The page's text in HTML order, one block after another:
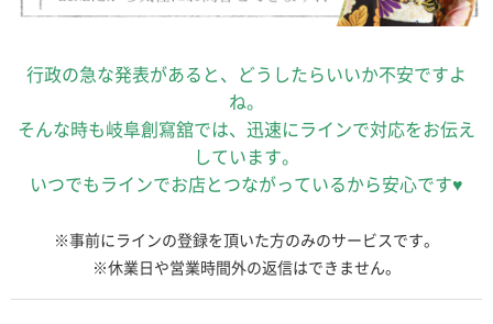
行政の急な発表があると、どうしたらいいか不安ですよ
ね。
そんな時も岐阜創寫舘では、迅速にラインで対応をお伝え
しています。
いつでもラインでお店とつながっているから安心です♥
※事前にラインの登録を頂いた方のみのサービスです。
※休業日や営業時間外の返信はできません。